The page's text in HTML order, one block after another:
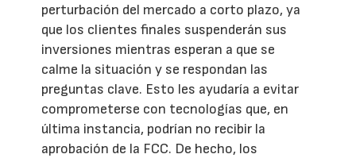
perturbación del mercado a corto plazo, ya
que los clientes finales suspenderán sus
inversiones mientras esperan a que se
calme la situación y se respondan las
preguntas clave. Esto les ayudaría a evitar
comprometerse con tecnologías que, en
última instancia, podrían no recibir la
aprobación de la FCC. De hecho, los